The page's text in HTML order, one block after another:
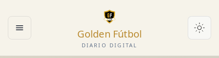
Abrir menú Golden Fútbol
DIARIO DIGITAL